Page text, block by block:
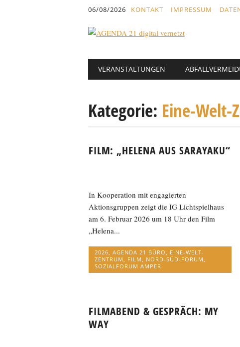
06/08/2026 KONTAKT IMPRESSUM
Hauptmenü
Abbrechen
VERANSTALTUNGEN
Kategorie: Eine-Welt-
FILM: „HELENA AUS SARAYAKU“
In Kooperation mit engagierten
Aktionsgruppen zeigt die IG Lichtspielhaus
am 6. Februar 2026 um 18 Uhr den Film
„Helena...
2026 AGENDA 21 BÜRO
EINE-WELT-
ZENTRUM
FILM NORD-SÜD-FORUM
SOZIALFORUM AMPER
FILMABEND & GESPRÄCH: MY
WAY